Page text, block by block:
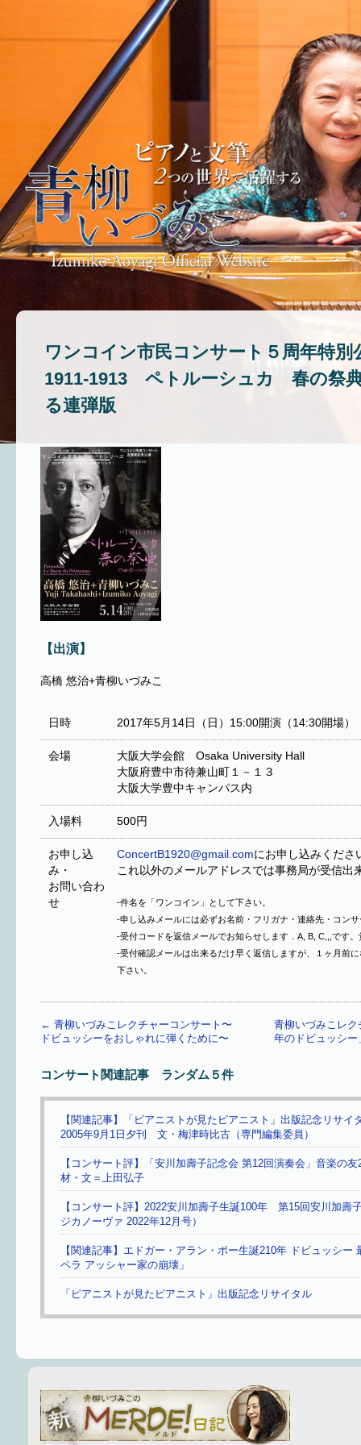
ワンコイン市民コンサート５周年特別
1911-1913 ペトルーシュカ 春の祭
る連弾版
【出演】
高橋 悠治+青柳いづみこ
日時 2017年5月14日（日）15:00開演（14:30開場）
会場
大阪大学会館 Osaka University Hall
大阪府豊中市待兼山町１－１３
大阪大学豊中キャンパス内
入場料 500円
お申し込
み・
お問い合わ
せ
ConcertB1920@gmail.comにお申し込みくださ
これ以外のメールアドレスでは事務局が受信出
-件名を「ワンコイン」として下さい。
-申し込みメールには必ずお名前・フリガナ・連絡先・コン
-受付コードを返信メールでお知らせします．A, B, C,,,です
-受付確認メールは出来るだけ早く返信しますが、１ヶ月前
下さい。
← 青柳いづみこレクチャーコンサート〜
ドビュッシーをおしゃれに弾くために〜
青柳いづみこレ
年のドビュッシ
コンサート関連記事 ランダム５件
【関連記事】「ピアニストが見たピアニスト」出版記念リ
2005年9月1日夕刊 文・梅津時比古（専門編集委員）
【コンサート評】「安川加壽子記念会 第12回演奏会」音楽の
材・文＝上田弘子
【コンサート評】2022安川加壽子生誕100年 第15回安川加壽
ジカノーヴァ 2022年12月号）
【関連記事】エドガー・アラン・ポー生誕210年 ドビュッシー
ペラ アッシャー家の崩壊」
「ピアニストが見たピアニスト」出版記念リサイタル